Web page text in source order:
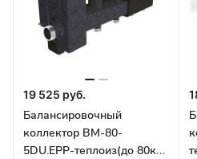
19 525 руб.
Балансировочный
коллектор BM-80-
5DU.EPP-теплоиз(до 80кВт